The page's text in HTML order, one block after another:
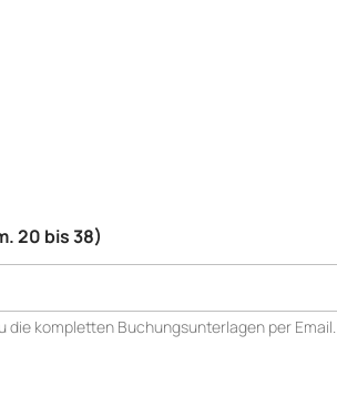
20 bis 38)
die kompletten Buchungsunterlagen per Email.